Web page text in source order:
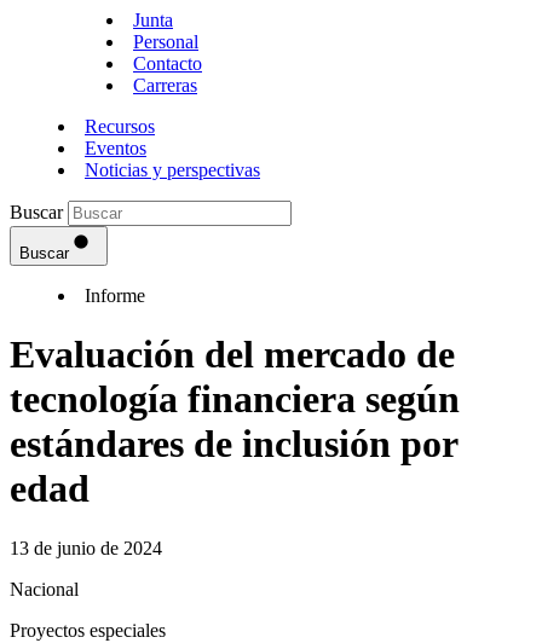
Junta
Personal
Contacto
Carreras
Recursos
Eventos
Noticias y perspectivas
Buscar
Buscar
Informe
Evaluación del mercado de
tecnología financiera según
estándares de inclusión por
edad
13 de junio de 2024
Nacional
Proyectos especiales